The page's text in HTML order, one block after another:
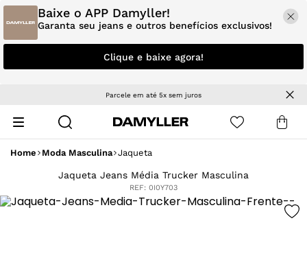
Baixe o APP Damyller!
Garanta seu jeans e outros benefícios exclusivos!
Clique e baixe agora!
Parcele em até 5x sem juros
Home Moda Masculina Jaqueta
Jaqueta Jeans Média Trucker Masculina
REF: 0I0Y703